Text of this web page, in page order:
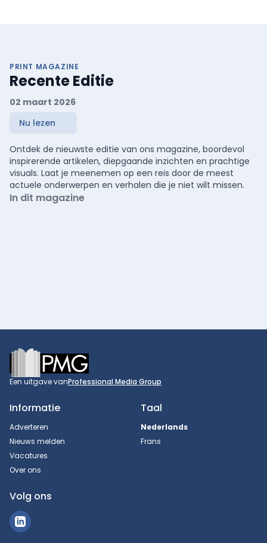
PRINT MAGAZINE
Recente Editie
02 maart 2026
Nu lezen
Ontdek de nieuwste editie van ons magazine, boordevol
inspirerende artikelen, diepgaande inzichten en prachtige
visuals. Laat je meenemen op een reis door de meest
actuele onderwerpen en verhalen die je niet wilt missen.
In dit magazine
Footer
Een uitgave vanProfessional Media Group
Informatie
Adverteren
Nieuws melden
Vacatures
Over ons
Taal
Nederlands
Frans
Volg ons